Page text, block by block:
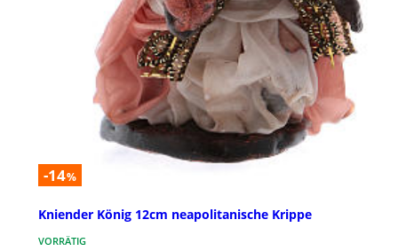
-14%
Kniender König 12cm neapolitanische Krippe
VORRÄTIG